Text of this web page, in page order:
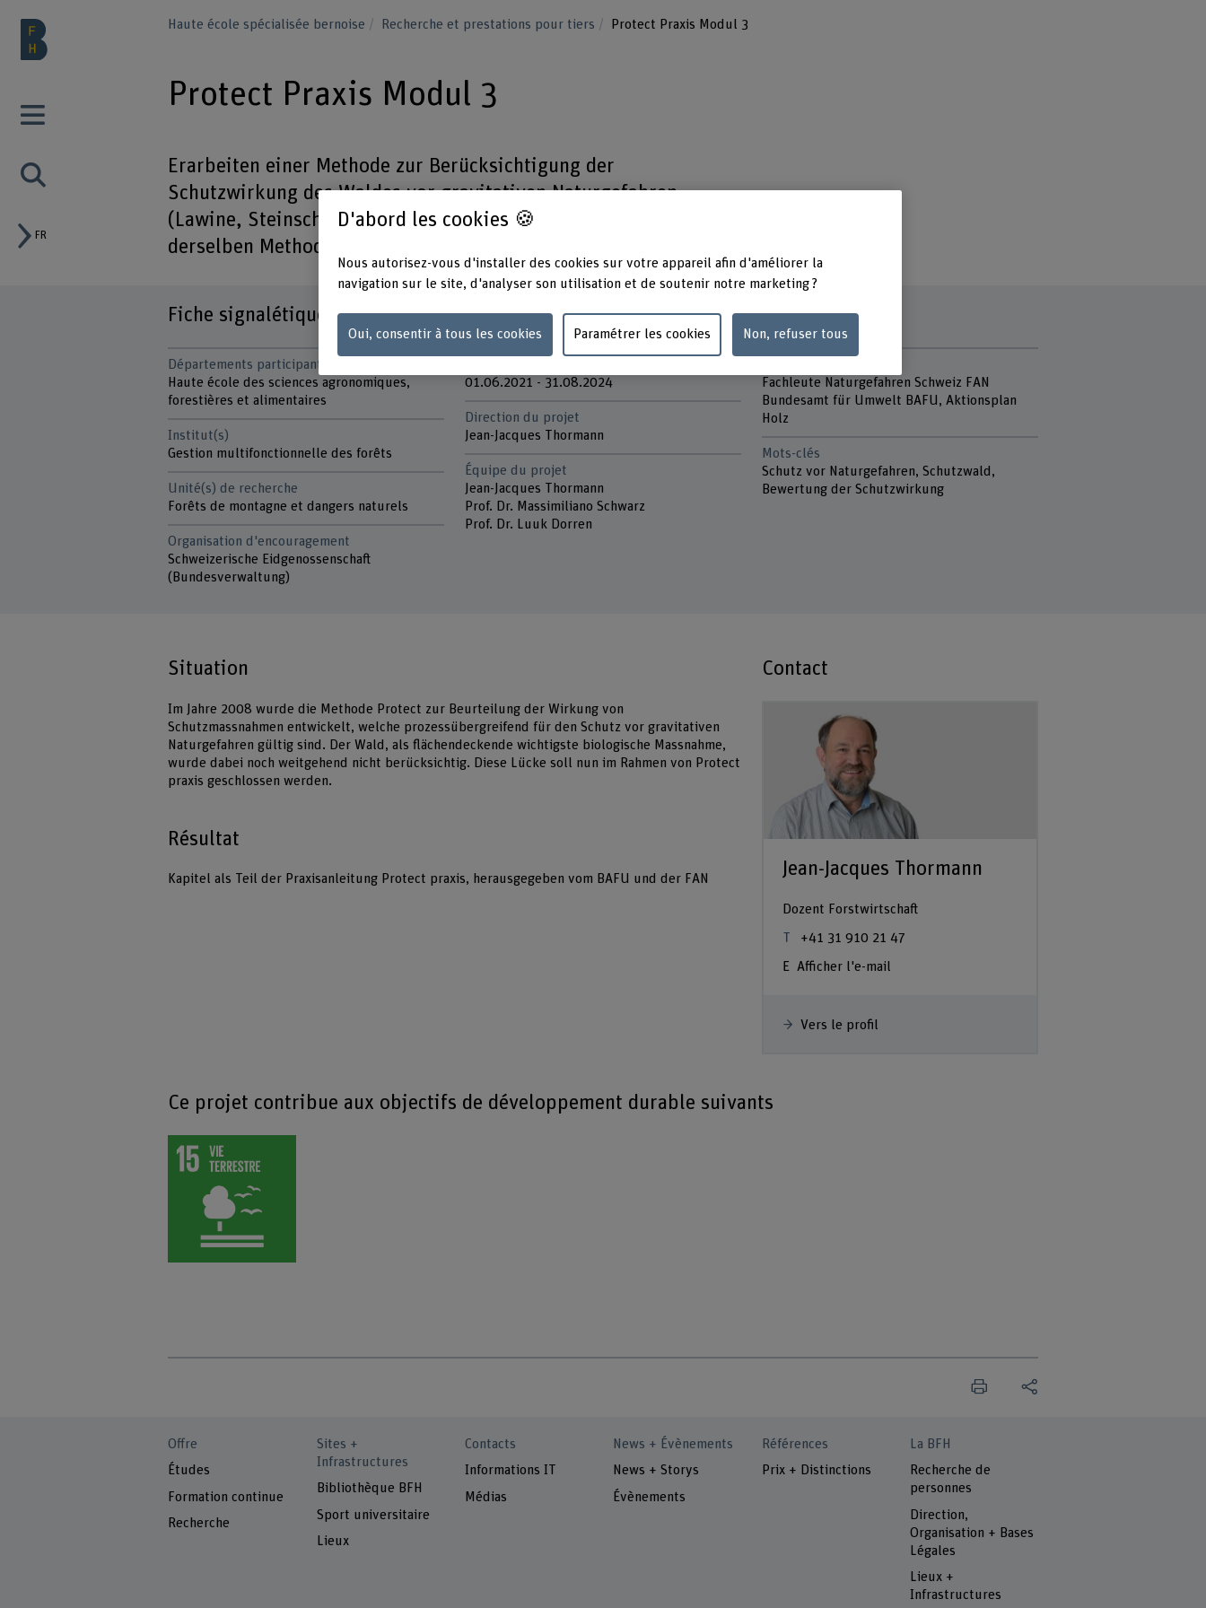
FR
Haute école spécialisée bernoise Recherche et prestations pour tiers Protect Praxis Modul 3
Protect Praxis Modul 3
Erarbeiten einer Methode zur Berücksichtigung der
Schutzwirkung des Waldes vor gravitativen Naturgefahren
(Lawine, Steinschlag, Rutschung und Wildbach) für die Praxis mit
derselben Methode wie bei technischen Schutzbauten.
Fiche signalétique
Départements participants
Haute école des sciences agronomiques,
forestières et alimentaires
Institut(s)
Gestion multifonctionnelle des forêts
Unité(s) de recherche
Forêts de montagne et dangers naturels
Organisation d'encouragement
Schweizerische Eidgenossenschaft
(Bundesverwaltung)
01.06.2021 - 31.08.2024
Direction du projet
Jean-Jacques Thormann
Équipe du projet
Jean-Jacques Thormann
Prof. Dr. Massimiliano Schwarz
Prof. Dr. Luuk Dorren
Fachleute Naturgefahren Schweiz FAN
Bundesamt für Umwelt BAFU, Aktionsplan
Holz
Mots-clés
Schutz vor Naturgefahren, Schutzwald,
Bewertung der Schutzwirkung
Situation
Im Jahre 2008 wurde die Methode Protect zur Beurteilung der Wirkung von
Schutzmassnahmen entwickelt, welche prozessübergreifend für den Schutz vor gravitativen
Naturgefahren gültig sind. Der Wald, als flächendeckende wichtigste biologische Massnahme,
wurde dabei noch weitgehend nicht berücksichtig. Diese Lücke soll nun im Rahmen von Protect
praxis geschlossen werden.
Résultat
Kapitel als Teil der Praxisanleitung Protect praxis, herausgegeben vom BAFU und der FAN
Contact
Jean-Jacques Thormann
Dozent Forstwirtschaft
+41 31 910 21 47
Afficher l'e-mail
Vers le profil
Ce projet contribue aux objectifs de développement durable suivants
Offre
Études
Formation continue
Recherche
Sites +
Infrastructures
Bibliothèque BFH
Sport universitaire
Lieux
Contacts
Informations IT
Médias
News + Évènements
News + Storys
Évènements
Références
Prix + Distinctions
La BFH
Recherche de
personnes
Direction,
Organisation + Bases
Légales
Lieux +
Infrastructures
D'abord les cookies 🍪
Nous autorisez-vous d'installer des cookies sur votre appareil afin d'améliorer la
navigation sur le site, d'analyser son utilisation et de soutenir notre marketing ?
Oui, consentir à tous les cookies Paramétrer les cookies Non, refuser tous